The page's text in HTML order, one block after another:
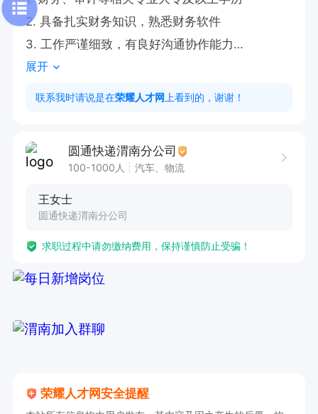
2. 具备扎实财务知识，熟悉财务软件
3. 工作严谨细致，有良好沟通协作能力
4. 有财务工作经验者优先
展开
联系我时请说是在荣耀人才网 上看到的，谢谢！
圆通快递渭南分公司
100-1000人 汽车、物流
王女士
圆通快递渭南分公司
求职过程中请勿缴纳费用，保持谨慎防止受骗！
荣耀人才网安全提醒